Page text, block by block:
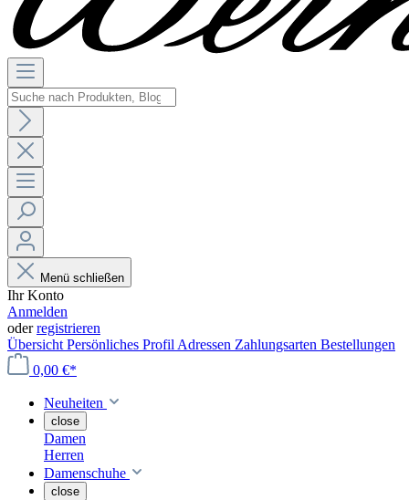
Menü schließen
Ihr Konto
Anmelden
oderregistrieren
Übersicht Persönliches Profil Adressen Zahlungsarten Bestellungen
0,00 €*
Neuheiten
close
Damen
Herren
Damenschuhe
close